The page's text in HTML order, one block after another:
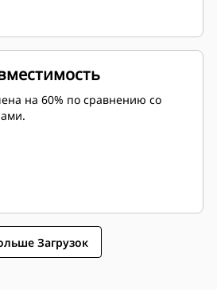
на 60% по сравнению со
Загрузок